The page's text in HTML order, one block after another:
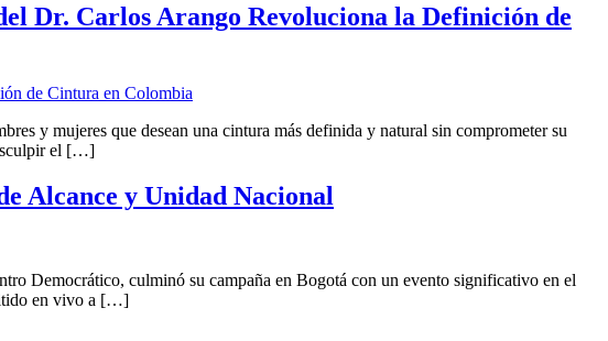
Dr. Carlos Arango Revoluciona la Definición de
y mujeres que desean una cintura más definida y natural sin comprometer su
el […]
Alcance y Unidad Nacional
Democrático, culminó su campaña en Bogotá con un evento significativo en el
en vivo a […]